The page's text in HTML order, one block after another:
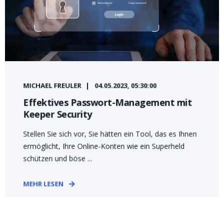
MICHAEL FREULER 04.05.2023, 05:30:00
Effektives Passwort-Management mit
Keeper Security
Stellen Sie sich vor, Sie hätten ein Tool, das es Ihnen
ermöglicht, Ihre Online-Konten wie ein Superheld
schützen und böse ...
MEHR LESEN